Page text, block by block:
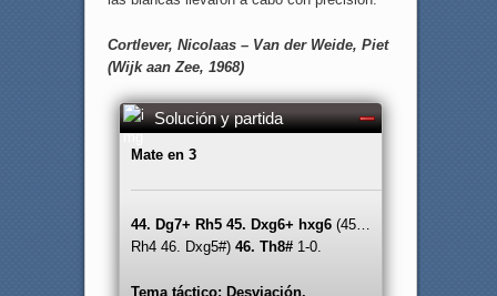
Cortlever, Nicolaas – Van der Weide, Piet
(Wijk aan Zee, 1968)
Solución y partida
Mate en 3
44. Dg7+ Rh5 45. Dxg6+ hxg6(45…
Rh4 46. Dxg5#) 46. Th8#1-0.
Tema táctico: Desviación.